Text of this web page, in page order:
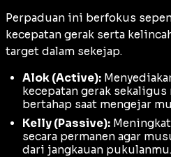
Perpaduan ini berfokus
kecepatan gerak serta
target dalam sekejap.
Alok (Active):
kecepatan gerak
bertahap saat mengejar
Kelly (Passive):
secara permanen agar
dari jangkauan pukulanmu.